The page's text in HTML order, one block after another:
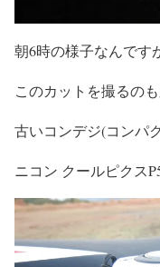
朝6時の様子なんです
このカットを撮るのも
古いコンデジ(コンパ
ニコン クールピクス